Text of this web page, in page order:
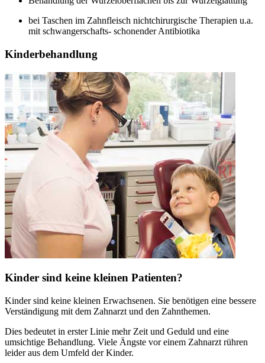
bei Taschen im Zahnfleisch nichtchirurgische Therapien u.a.
mit schwangerschafts- schonender Antibiotika
Kinderbehandlung
Kinder sind keine kleinen Patienten?
Kinder sind keine kleinen Erwachsenen. Sie benötigen eine bessere
Verständigung mit dem Zahnarzt und den Zahnthemen.
Dies bedeutet in erster Linie mehr Zeit und Geduld und eine
umsichtige Behandlung. Viele Ängste vor einem Zahnarzt rühren
leider aus dem Umfeld der Kinder.